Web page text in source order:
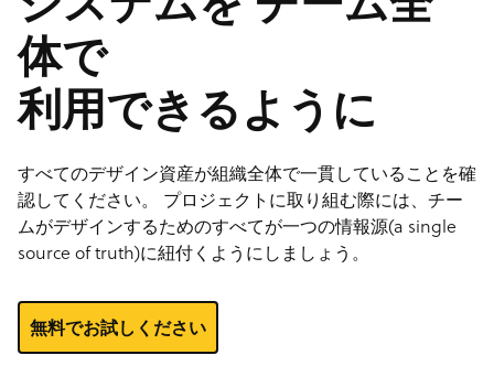
体で
利用できるように
すべてのデザイン資産が組織全体で一貫していることを確
認してください。 プロジェクトに取り組む際には、チー
ムがデザインするためのすべてが一つの情報源(a single
source of truth)に紐付くようにしましょう。
無料でお試しください